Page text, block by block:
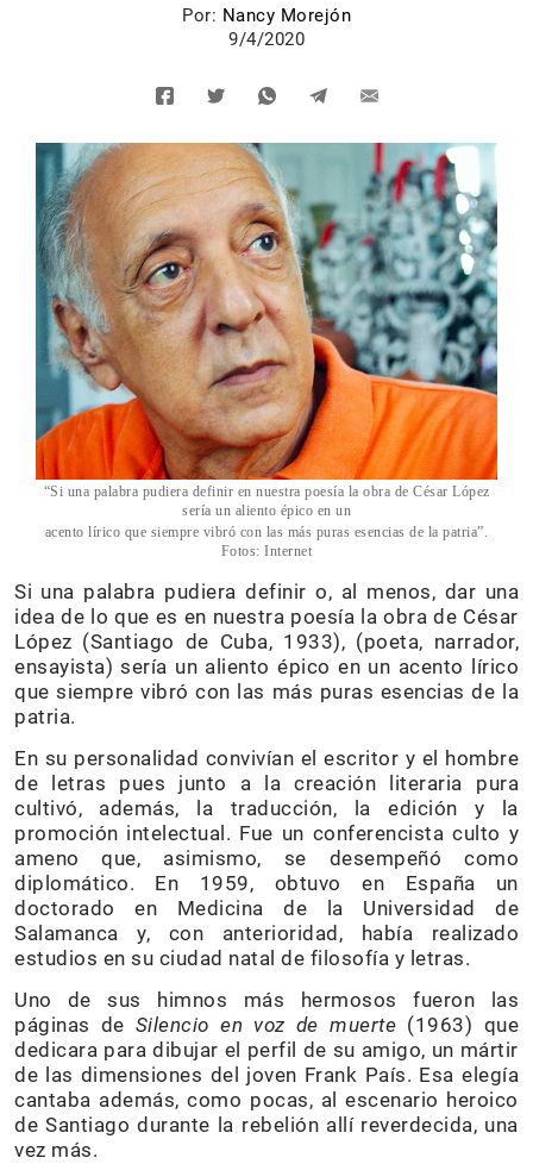
Por: Nancy Morejón
9/4/2020
“Si una palabra pudiera definir en nuestra poesía la obra de César López
sería un aliento épico en un
acento lírico que siempre vibró con las más puras esencias de la patria”.
Fotos: Internet
Si una palabra pudiera definir o, al menos, dar una
idea de lo que es en nuestra poesía la obra de César
López (Santiago de Cuba, 1933), (poeta, narrador,
ensayista) sería un aliento épico en un acento lírico
que siempre vibró con las más puras esencias de la
patria.
En su personalidad convivían el escritor y el hombre
de letras pues junto a la creación literaria pura
cultivó, además, la traducción, la edición y la
promoción intelectual. Fue un conferencista culto y
ameno que, asimismo, se desempeñó como
diplomático. En 1959, obtuvo en España un
doctorado en Medicina de la Universidad de
Salamanca y, con anterioridad, había realizado
estudios en su ciudad natal de filosofía y letras.
Uno de sus himnos más hermosos fueron las
páginas de Silencio en voz de muerte (1963) que
dedicara para dibujar el perfil de su amigo, un mártir
de las dimensiones del joven Frank País. Esa elegía
cantaba además, como pocas, al escenario heroico
de Santiago durante la rebelión allí reverdecida, una
vez más.